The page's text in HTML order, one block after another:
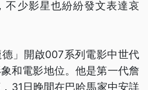
不少影星也紛紛發文表達哀
德」開啟007系列電影中世代
和電影地位。他是第一代詹
31日晚間在巴哈馬家中安詳